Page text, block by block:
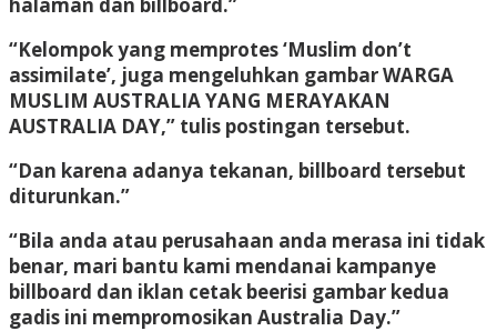
“Kelompok yang memprotes ‘Muslim don’t
assimilate’, juga mengeluhkan gambar WARGA
MUSLIM AUSTRALIA YANG MERAYAKAN
AUSTRALIA DAY,” tulis postingan tersebut.
“Dan karena adanya tekanan, billboard tersebut
diturunkan.”
“Bila anda atau perusahaan anda merasa ini tidak
benar, mari bantu kami mendanai kampanye
billboard dan iklan cetak beerisi gambar kedua
gadis ini mempromosikan Australia Day.”